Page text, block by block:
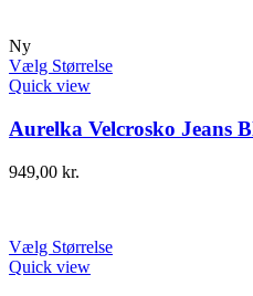
Ny
Vælg Størrelse
Quick view
Aurelka Velcrosko Jeans
949,00 kr.
Vælg Størrelse
Quick view